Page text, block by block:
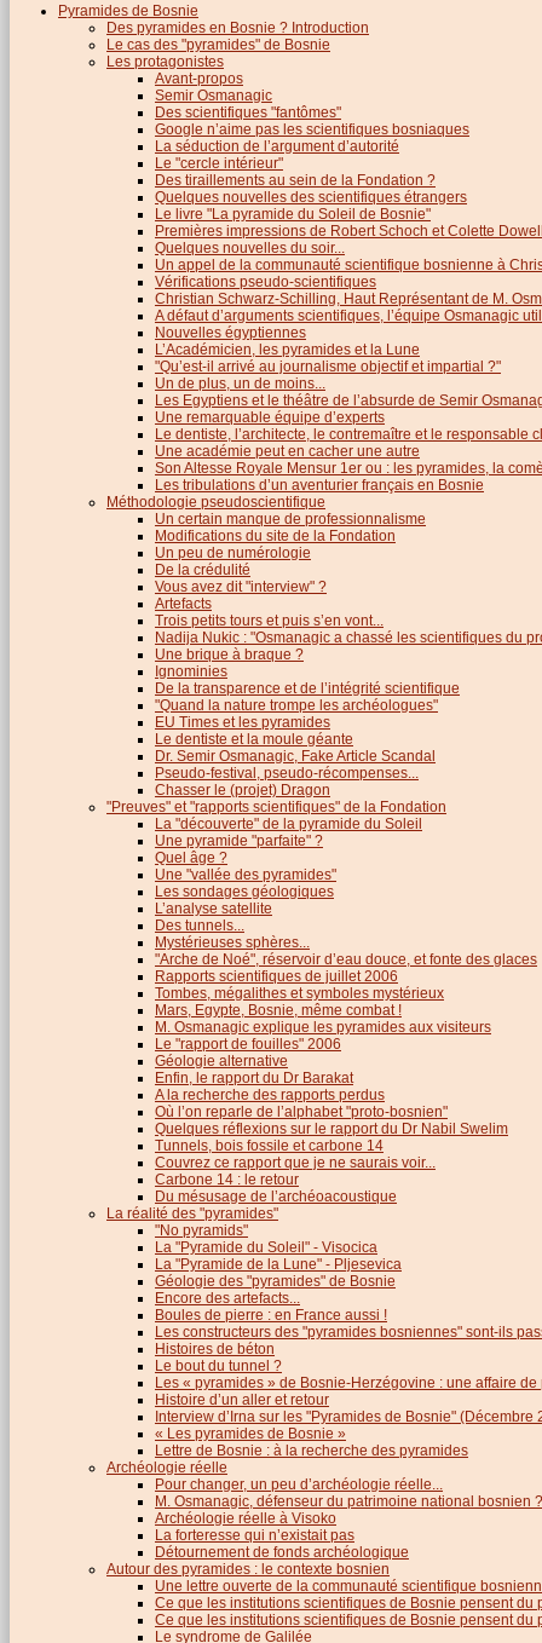
Pyramides de Bosnie
Des pyramides en Bosnie ? Introduction
Le cas des "pyramides" de Bosnie
Les protagonistes
Avant-propos
Semir Osmanagic
Des scientifiques "fantômes"
Google n’aime pas les scientifiques bosniaques
La séduction de l’argument d’autorité
Le "cercle intérieur"
Des tiraillements au sein de la Fondation ?
Quelques nouvelles des scientifiques étrangers
Le livre "La pyramide du Soleil de Bosnie"
Premières impressions de Robert Schoch et Colette
Quelques nouvelles du soir...
Un appel de la communauté scientifique bosnienne à
Vérifications pseudo-scientifiques
Christian Schwarz-Schilling, Haut Représentant de M.
A défaut d’arguments scientifiques, l’équipe Osmanagic
Nouvelles égyptiennes
L’Académicien, les pyramides et la Lune
"Qu’est-il arrivé au journalisme objectif et impartial ?"
Un de plus, un de moins...
Les Egyptiens et le théâtre de l’absurde de Semir
Une remarquable équipe d’experts
Le dentiste, l’architecte, le contremaître et le responsable
Une académie peut en cacher une autre
Son Altesse Royale Mensur 1er ou : les pyramides, la
Les tribulations d’un aventurier français en Bosnie
Méthodologie pseudoscientifique
Un certain manque de professionnalisme
Modifications du site de la Fondation
Un peu de numérologie
De la crédulité
Vous avez dit "interview" ?
Artefacts
Trois petits tours et puis s’en vont...
Nadija Nukic : "Osmanagic a chassé les scientifiques du
Une brique à braque ?
Ignominies
De la transparence et de l’intégrité scientifique
"Quand la nature trompe les archéologues"
EU Times et les pyramides
Le dentiste et la moule géante
Dr. Semir Osmanagic, Fake Article Scandal
Pseudo-festival, pseudo-récompenses...
Chasser le (projet) Dragon
"Preuves" et "rapports scientifiques" de la Fondation
La "découverte" de la pyramide du Soleil
Une pyramide "parfaite" ?
Quel âge ?
Une "vallée des pyramides"
Les sondages géologiques
L’analyse satellite
Des tunnels...
Mystérieuses sphères...
"Arche de Noé", réservoir d’eau douce, et fonte des glaces
Rapports scientifiques de juillet 2006
Tombes, mégalithes et symboles mystérieux
Mars, Egypte, Bosnie, même combat !
M. Osmanagic explique les pyramides aux visiteurs
Le "rapport de fouilles" 2006
Géologie alternative
Enfin, le rapport du Dr Barakat
A la recherche des rapports perdus
Où l’on reparle de l’alphabet "proto-bosnien"
Quelques réflexions sur le rapport du Dr Nabil Swelim
Tunnels, bois fossile et carbone 14
Couvrez ce rapport que je ne saurais voir...
Carbone 14 : le retour
Du mésusage de l’archéoacoustique
La réalité des "pyramides"
"No pyramids"
La "Pyramide du Soleil" - Visocica
La "Pyramide de la Lune" - Pljesevica
Géologie des "pyramides" de Bosnie
Encore des artefacts...
Boules de pierre : en France aussi !
Les constructeurs des "pyramides bosniennes" sont-ils
Histoires de béton
Le bout du tunnel ?
Les « pyramides » de Bosnie-Herzégovine : une affaire
Histoire d’un aller et retour
Interview d’Irna sur les "Pyramides de Bosnie" (Décembre
« Les pyramides de Bosnie »
Lettre de Bosnie : à la recherche des pyramides
Archéologie réelle
Pour changer, un peu d’archéologie réelle...
M. Osmanagic, défenseur du patrimoine national bosnien ?
Archéologie réelle à Visoko
La forteresse qui n’existait pas
Détournement de fonds archéologique
Autour des pyramides : le contexte bosnien
Une lettre ouverte de la communauté scientifique
Ce que les institutions scientifiques de Bosnie pensent du
Ce que les institutions scientifiques de Bosnie pensent du
Le syndrome de Galilée